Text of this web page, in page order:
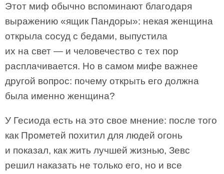
Этот миф обычно вспоминают благодаря
выражению «ящик Пандоры»: некая женщина
открыла сосуд с бедами, выпустила
их на свет — и человечество с тех пор
расплачивается. Но в самом мифе важнее
другой вопрос: почему открыть его должна
была именно женщина?
У Гесиода есть на это свое мнение: после того
как Прометей похитил для людей огонь
и показал, как жить лучшей жизнью, Зевс
решил наказать не только его, но и все